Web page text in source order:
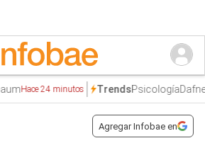
24 minutos TrendsPsicologíaDafne
Agregar Infobae en